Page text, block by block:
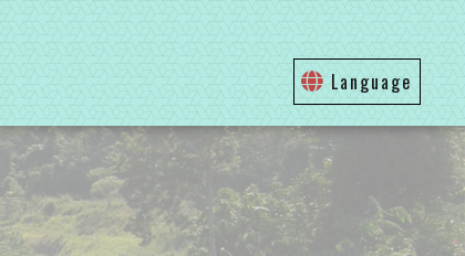
Language